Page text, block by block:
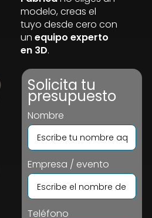
modelo, creas el
tuyo desde cero con
un equipo experto
en 3D.
Solicita tu
presupuesto
Nombre
Empresa / evento
Teléfono